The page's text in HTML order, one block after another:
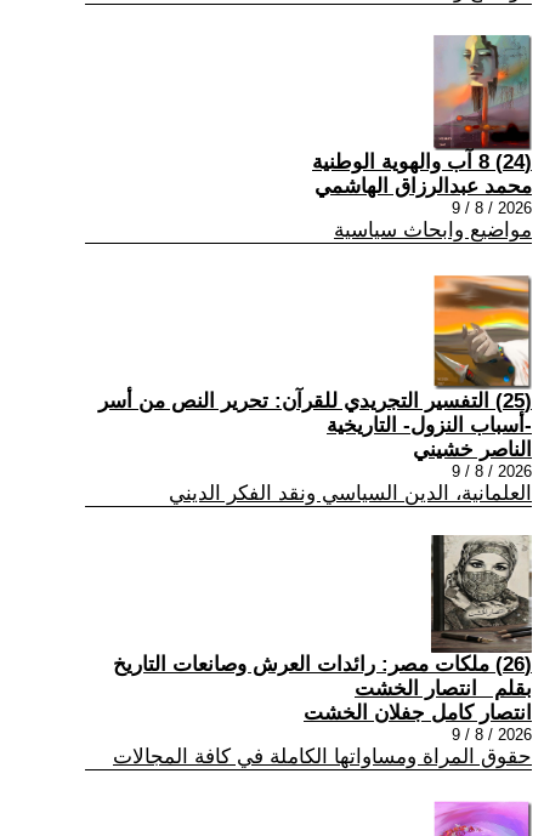
(24) 8 آب والهوية الوطنية
محمد عبدالرزاق الهاشمي
2026 / 8 / 9
مواضيع وابحاث سياسية
(25) التفسير التجريدي للقرآن: تحرير النص من أسر
-أسباب النزول- التاريخية
الناصر خشيني
2026 / 8 / 9
العلمانية، الدين السياسي ونقد الفكر الديني
(26) ملكات مصر: رائدات العرش وصانعات التاريخ
بقلم _انتصار الخشت
انتصار كامل جفلان الخشت
2026 / 8 / 9
حقوق المراة ومساواتها الكاملة في كافة المجالات